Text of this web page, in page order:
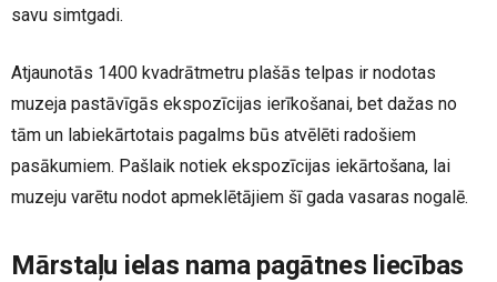
savu simtgadi.
Atjaunotās 1400 kvadrātmetru plašās telpas ir nodotas
muzeja pastāvīgās ekspozīcijas ierīkošanai, bet dažas no
tām un labiekārtotais pagalms būs atvēlēti radošiem
pasākumiem. Pašlaik notiek ekspozīcijas iekārtošana, lai
muzeju varētu nodot apmeklētājiem šī gada vasaras nogalē.
Mārstaļu ielas nama pagātnes liecības